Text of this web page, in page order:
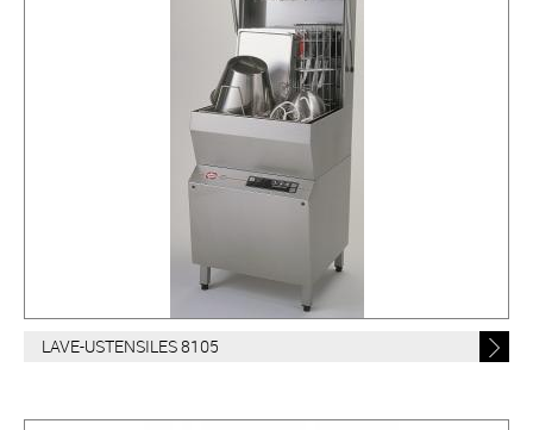
LAVE-USTENSILES 8105